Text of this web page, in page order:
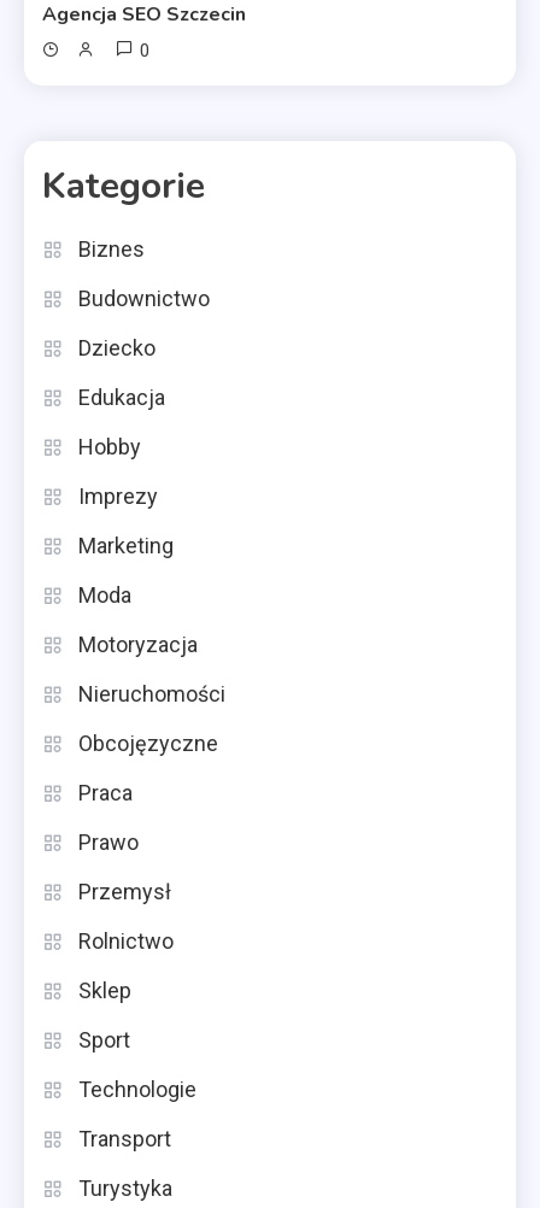
Agencja SEO Szczecin
0
Kategorie
Biznes
Budownictwo
Dziecko
Edukacja
Hobby
Imprezy
Marketing
Moda
Motoryzacja
Nieruchomości
Obcojęzyczne
Praca
Prawo
Przemysł
Rolnictwo
Sklep
Sport
Technologie
Transport
Turystyka